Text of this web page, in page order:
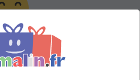
&
LEGER